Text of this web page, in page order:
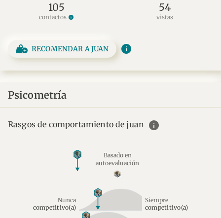
105
contactos info
54
vistas
RECOMENDAR A JUAN info
Psicometría
Rasgos de comportamiento de juan info
Basado en
autoevaluación
Nunca
competitivo(a)
Siempre
competitivo(a)